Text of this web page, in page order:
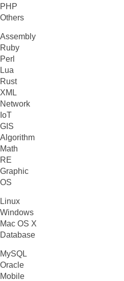
PHP
Others
Assembly
Ruby
Perl
Lua
Rust
XML
Network
IoT
GIS
Algorithm
Math
RE
Graphic
OS
Linux
Windows
Mac OS X
Database
MySQL
Oracle
Mobile